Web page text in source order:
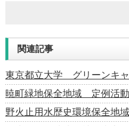
関連記事
東京都立大学 グリーンキ
暁町緑地保全地域 定例活動
野火止用水歴史環境保全地